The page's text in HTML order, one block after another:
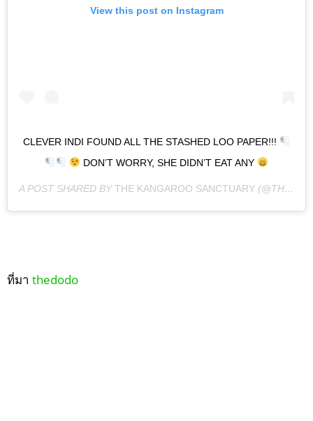
View this post on Instagram
CLEVER INDI FOUND ALL THE STASHED LOO PAPER!!!
DON’T WORRY, SHE DIDN’T EAT ANY
A POST SHARED BYTHE KANGAROO SANCTUARY (@THEKANGAROOSANCTUARY) ON
ที่มา thedodo